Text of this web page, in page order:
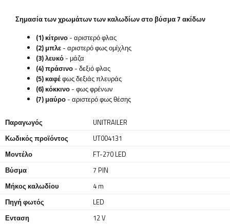
Σημασία των χρωμάτων των καλωδίων στο βύσμα 7 ακίδων
(1) κίτρινο - αριστερό φλας
(2) μπλε - αριστερό φως ομίχλης
(3) λευκό - μάζα
(4) πράσινο - δεξιό φλας
(5) καφέφως δεξιάς πλευράς
(6) κόκκινο - φως φρένων
(7) μαύρο - αριστερό φως θέσης
Παραγωγός
UNITRAILER
Κωδικός προϊόντος
UT004131
Μοντέλο
FT-270 LED
Βύσμα
7 PIN
Μήκος καλωδίου
4 m
Πηγή φωτός
LED
Ενταση
12 V